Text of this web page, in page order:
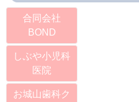
合同会社
BOND
しぶや小児科
医院
お城山歯科ク